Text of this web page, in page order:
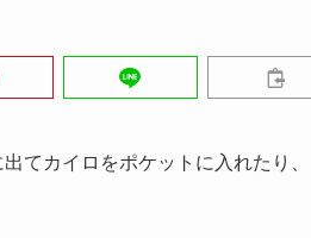
てカイロをポケットに入れたり、